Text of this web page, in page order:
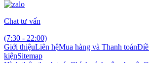
Chat tư vấn
(7:30 - 22:00)
Giới thiệuLiên hệMua hàng và Thanh toán
kiệnSitemap